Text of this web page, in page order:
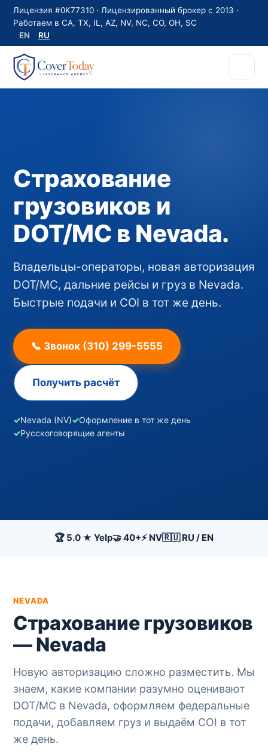
Лицензия #0K77310 · Лицензированный брокер с 2013 ·
Работаем в CA, TX, IL, AZ, NV, NC, CO, OH, SC
EN
RU
Страхование
грузовиков и
DOT/MC в Nevada.
Владельцы-операторы, новая авторизация
DOT/MC, дальние рейсы и груз в Nevada.
Быстрые подачи и COI в тот же день.
📞 Звонок (310) 299-5555
Получить расчёт
✓Nevada (NV)✓Оформление в тот же день
✓Русскоговорящие агенты
🏆 5.0 ★ Yelp🤝 40+⚡ NV🇷🇺 RU / EN
NEVADA
Страхование грузовиков
— Nevada
Новую авторизацию сложно разместить. Мы
знаем, какие компании разумно оценивают
DOT/MC в Nevada, оформляем федеральные
подачи, добавляем груз и выдаём COI в тот
же день.